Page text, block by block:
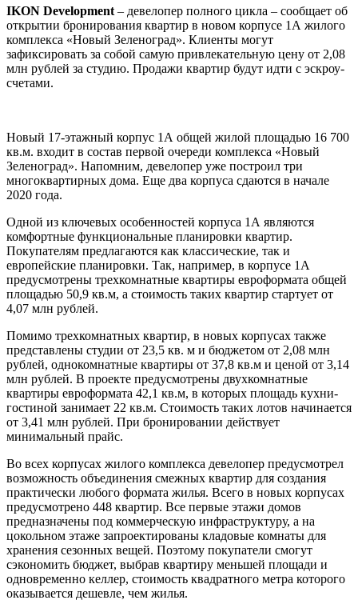
IKON Development – девелопер полного цикла – сообщает об
открытии бронирования квартир в новом корпусе 1А жилого
комплекса «Новый Зеленоград». Клиенты могут
зафиксировать за собой самую привлекательную цену от 2,08
млн рублей за студию. Продажи квартир будут идти с эскроу-
счетами.
Новый 17-этажный корпус 1А общей жилой площадью 16 700
кв.м. входит в состав первой очереди комплекса «Новый
Зеленоград». Напомним, девелопер уже построил три
многоквартирных дома. Еще два корпуса сдаются в начале
2020 года.
Одной из ключевых особенностей корпуса 1А являются
комфортные функциональные планировки квартир.
Покупателям предлагаются как классические, так и
европейские планировки. Так, например, в корпусе 1А
предусмотрены трехкомнатные квартиры евроформата общей
площадью 50,9 кв.м, а стоимость таких квартир стартует от
4,07 млн рублей.
Помимо трехкомнатных квартир, в новых корпусах также
представлены студии от 23,5 кв. м и бюджетом от 2,08 млн
рублей, однокомнатные квартиры от 37,8 кв.м и ценой от 3,14
млн рублей. В проекте предусмотрены двухкомнатные
квартиры евроформата 42,1 кв.м, в которых площадь кухни-
гостиной занимает 22 кв.м. Стоимость таких лотов начинается
от 3,41 млн рублей. При бронировании действует
минимальный прайс.
Во всех корпусах жилого комплекса девелопер предусмотрел
возможность объединения смежных квартир для создания
практически любого формата жилья. Всего в новых корпусах
предусмотрено 448 квартир. Все первые этажи домов
предназначены под коммерческую инфраструктуру, а на
цокольном этаже запроектированы кладовые комнаты для
хранения сезонных вещей. Поэтому покупатели смогут
сэкономить бюджет, выбрав квартиру меньшей площади и
одновременно келлер, стоимость квадратного метра которого
оказывается дешевле, чем жилья.